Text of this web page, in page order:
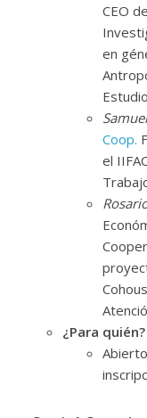
CEO
en
Coop.
el
¿Para quién?